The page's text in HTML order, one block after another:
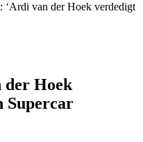
‘Ardi van der Hoek verdedigt
der Hoek
Supercar